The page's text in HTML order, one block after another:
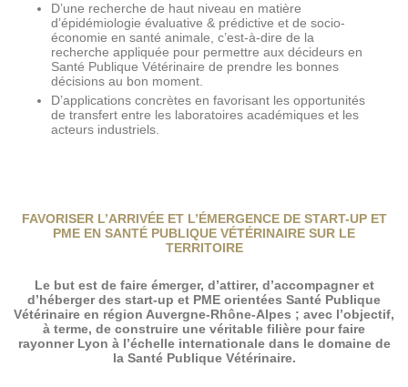
D’une recherche de haut niveau en matière
d’épidémiologie évaluative & prédictive et de socio-
économie en santé animale, c’est-à-dire de la
recherche appliquée pour permettre aux décideurs en
Santé Publique Vétérinaire de prendre les bonnes
décisions au bon moment.
D’applications concrètes en favorisant les opportunités
de transfert entre les laboratoires académiques et les
acteurs industriels.
FAVORISER L’ARRIVÉE ET L’ÉMERGENCE DE START-UP ET
PME EN SANTÉ PUBLIQUE VÉTÉRINAIRE SUR LE
TERRITOIRE
Le but est de faire émerger, d’attirer, d’accompagner et
d’héberger des start-up et PME orientées Santé Publique
Vétérinaire en région Auvergne-Rhône-Alpes ; avec l’objectif,
à terme, de construire une véritable filière pour faire
rayonner Lyon à l’échelle internationale dans le domaine de
la Santé Publique Vétérinaire.